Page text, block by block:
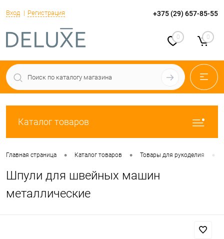
Вход Регистрация +375 (29) 657-85-55
0 0
Каталог товаров
Главная страница • Каталог товаров • Товары для рукоделия •
Шпули для швейных машин
металлические